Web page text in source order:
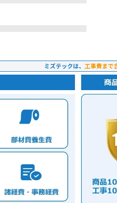
ミズテックは、 工事費まで